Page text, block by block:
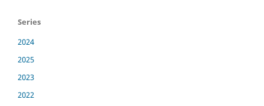
Series
2024
2025
2023
2022